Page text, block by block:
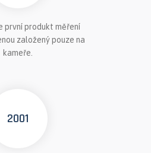
první produkt měření
založený pouze na
kameře.
2001